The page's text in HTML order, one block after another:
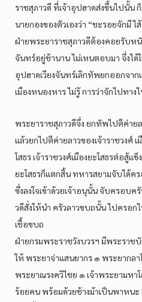
ราชสุภาวดี ที่เจ้าอุปฮาดส่งขึ้นไปนั้น
นายกองของตัวเองว่า “ชะรอยจักมี
ฝ่ายพระยาราชสุภาวดีต้องคอยรับหนั
จันทร์อยู่ช้านาน ไม่เหนตอบมา จึ่งได้
อุปฮาดเวียงจันทร์เลิกทัพยกออกจาก
เมืองหนองหาร ไม่รู้ การว่าจักไปทาง
พระยาราชสุภาวดีจึ่ง ยกทัพไปตีค่าย
แล้วยกไปตีค่ายลาวของเจ้าราชวงศ์
โสธร เจ้าราชวงศ์เมืองยะโสธรต่อสู้
ยะโสธรก็แตกสิ้น ทหารสยามจับได้คร
ซึ่งลงใจเข้าด้วยเจ้าอนุนั้น จับครอบ
วดีสั่งให้นำ ครัวลาวขบถนั้น ไปครอ
เชื้อขบถ
ฝ่ายกรมพระราชวังบวรฯ มีพระราช
ให้ พระยาจ่าแสนยากร ๑ พระยากล
พระยาณรงควิไชย ๑ เจ้าพระยามห
ร้อยคน พร้อมด้วยช้างม้าเป็นพาหนะ